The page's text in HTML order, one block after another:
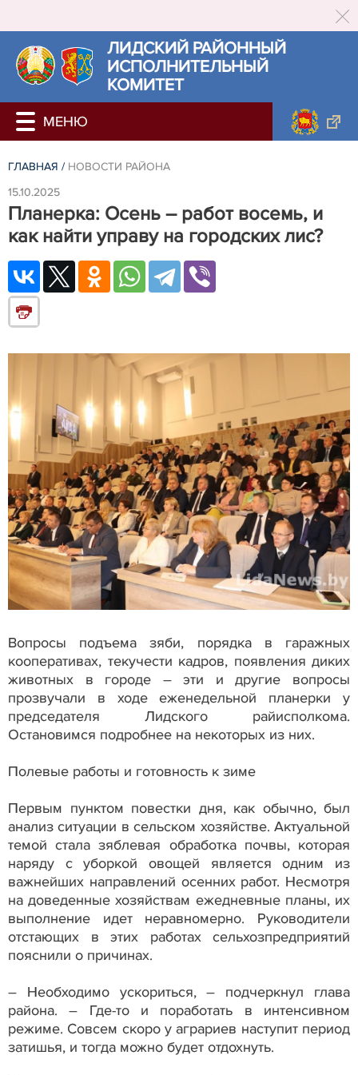
ЛИДСКИЙ РАЙОННЫЙ
ИСПОЛНИТЕЛЬНЫЙ
КОМИТЕТ
ГЛАВНАЯ / НОВОСТИ РАЙОНА
15.10.2025
Планерка: Осень – работ восемь, и
как найти управу на городских лис?
Вопросы подъема зяби, порядка в гаражных
кооперативах, текучести кадров, появления диких
животных в городе – эти и другие вопросы
прозвучали в ходе еженедельной планерки у
председателя Лидского райисполкома.
Остановимся подробнее на некоторых из них.
Полевые работы и готовность к зиме
Первым пунктом повестки дня, как обычно, был
анализ ситуации в сельском хозяйстве. Актуальной
темой стала зяблевая обработка почвы, которая
наряду с уборкой овощей является одним из
важнейших направлений осенних работ. Несмотря
на доведенные хозяйствам ежедневные планы, их
выполнение идет неравномерно. Руководители
отстающих в этих работах сельхозпредприятий
пояснили о причинах.
– Необходимо ускориться, – подчеркнул глава
района. – Где-то и поработать в интенсивном
режиме. Совсем скоро у аграриев наступит период
затишья, и тогда можно будет отдохнуть.